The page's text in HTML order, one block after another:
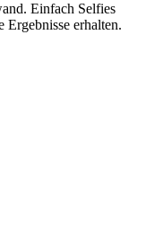
Einfach Selfies
erhalten.